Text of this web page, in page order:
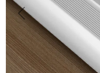
Previous